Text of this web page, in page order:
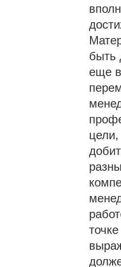
быть
еще